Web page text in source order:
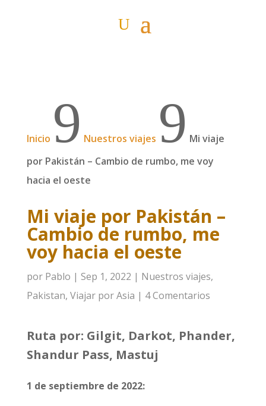
Inicio 9 Nuestros viajes 9 Mi viaje
por Pakistán – Cambio de rumbo, me voy
hacia el oeste
Mi viaje por Pakistán –
Cambio de rumbo, me
voy hacia el oeste
por Pablo | Sep 1, 2022 | Nuestros viajes,
Pakistan, Viajar por Asia | 4 Comentarios
Ruta por: Gilgit, Darkot, Phander,
Shandur Pass, Mastuj
1 de septiembre de 2022: